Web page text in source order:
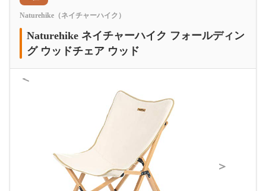
Naturehike（ネイチャーハイク）
Naturehike ネイチャーハイク フォールディン
グ ウッドチェア ウッド
＜
＞